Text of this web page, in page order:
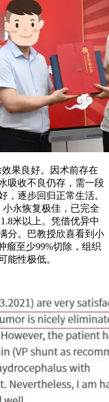
果良好。因术前存在
吸收不良仍存，需一段
，逐步回归正常生活。
永恢复极佳，已完全
米以上。凭借优异中
分。巴教授欣喜看到小
瘤至少99%切除，组织
能性极低。